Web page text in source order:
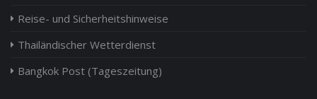
Reise- und Sicherheitshinweise
Thailändischer Wetterdienst
Bangkok Post (Tageszeitung)